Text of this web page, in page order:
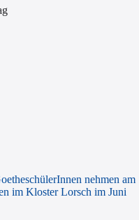
nehmen am
im Kloster Lorsch im Juni